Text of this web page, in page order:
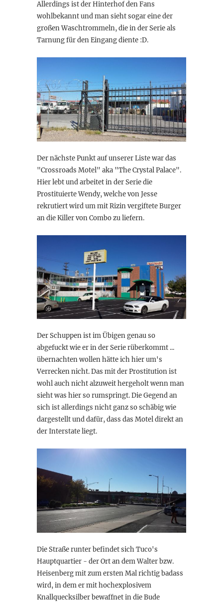
Allerdings ist der Hinterhof den Fans
wohlbekannt und man sieht sogar eine der
großen Waschtrommeln, die in der Serie als
Tarnung für den Eingang diente :D.
Der nächste Punkt auf unserer Liste war das
"Crossroads Motel" aka "The Crystal Palace".
Hier lebt und arbeitet in der Serie die
Prostituierte Wendy, welche von Jesse
rekrutiert wird um mit Rizin vergiftete Burger
an die Killer von Combo zu liefern.
Der Schuppen ist im Übigen genau so
abgefuckt wie er in der Serie rüberkommt ...
übernachten wollen hätte ich hier um's
Verrecken nicht. Das mit der Prostitution ist
wohl auch nicht alzuweit hergeholt wenn man
sieht was hier so rumspringt. Die Gegend an
sich ist allerdings nicht ganz so schäbig wie
dargestellt und dafür, dass das Motel direkt an
der Interstate liegt.
Die Straße runter befindet sich Tuco's
Hauptquartier - der Ort an dem Walter bzw.
Heisenberg mit zum ersten Mal richtig badass
wird, in dem er mit hochexplosivem
Knallquecksilber bewaffnet in die Bude